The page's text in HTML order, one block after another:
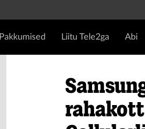
Pakkumised Liitu Tele2ga Abi